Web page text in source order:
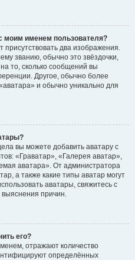
моим именем пользователя?
присутствовать два изображения.
званию, обычно это звёздочки,
то, сколько сообщений вы
Другое, обычно более
и обычно уникально для
вы можете добавить аватару с
«Граватар», «Галерея аватар»,
аватара». От администратора
а также какие типы аватар могут
аватары, свяжитесь с
причин.
его?
отражают количество
определённых